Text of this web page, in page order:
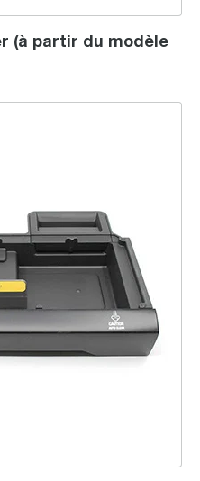
(à partir du modèle